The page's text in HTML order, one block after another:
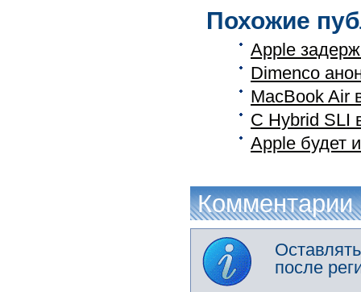
Похожие
Apple
Dimenco
MacBook Air
С Hybrid SLI
Apple будет
Комментарии
после